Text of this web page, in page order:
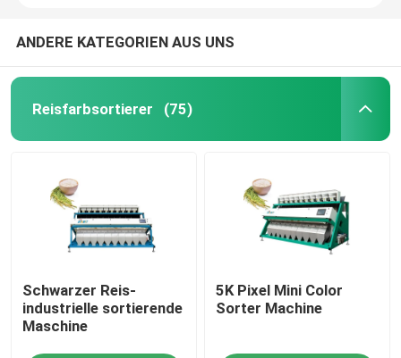
ANDERE KATEGORIEN AUS UNS
Reisfarbsortierer (75)
Schwarzer Reis-
industrielle sortierende
Maschine
5K Pixel Mini Color
Sorter Machine